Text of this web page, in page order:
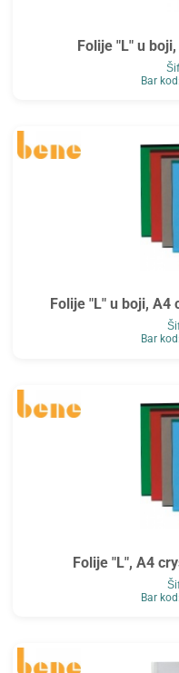
Folije "L" u
Bar
Folije "L" u boji,
Bar
Folije "L", A4
Bar